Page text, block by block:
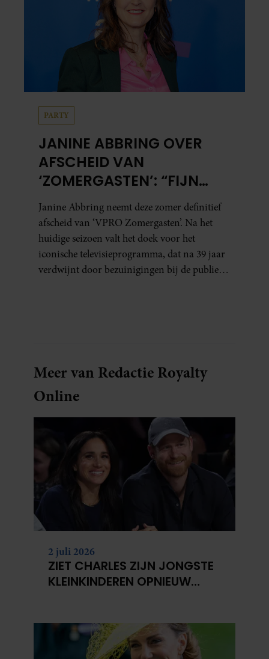
PARTY
JANINE ABBRING OVER
AFSCHEID VAN
‘ZOMERGASTEN’: “FIJN
DAT IK HET LICHT MAG
UITDOEN”
Janine Abbring neemt deze zomer definitief
afscheid van ‘VPRO Zomergasten’. Na het
huidige seizoen valt het doek voor het
iconische televisieprogramma, dat na 39 jaar
verdwijnt door bezuinigingen bij de publieke
Meer van Redactie Royalty
Online
2 juli 2026
ZIET CHARLES ZIJN JONGSTE
KLEINKINDEREN OPNIEUW